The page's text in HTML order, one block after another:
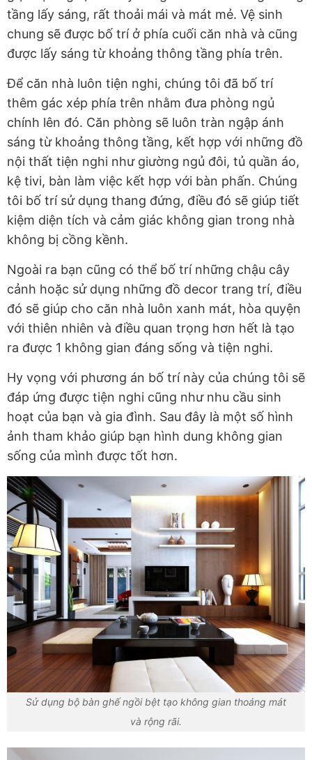
tầng lấy sáng, rất thoải mái và mát mẻ. Vệ sinh
chung sẽ được bố trí ở phía cuối căn nhà và cũng
được lấy sáng từ khoảng thông tầng phía trên.
Để căn nhà luôn tiện nghi, chúng tôi đã bố trí
thêm gác xép phía trên nhằm đưa phòng ngủ
chính lên đó. Căn phòng sẽ luôn tràn ngập ánh
sáng từ khoảng thông tầng, kết hợp với những đồ
nội thất tiện nghi như giường ngủ đôi, tủ quần áo,
kệ tivi, bàn làm việc kết hợp với bàn phấn. Chúng
tôi bố trí sử dụng thang đứng, điều đó sẽ giúp tiết
kiệm diện tích và cảm giác không gian trong nhà
không bị cồng kềnh.
Ngoài ra bạn cũng có thể bố trí những chậu cây
cảnh hoặc sử dụng những đồ decor trang trí, điều
đó sẽ giúp cho căn nhà luôn xanh mát, hòa quyện
với thiên nhiên và điều quan trọng hơn hết là tạo
ra được 1 không gian đáng sống và tiện nghi.
Hy vọng với phương án bố trí này của chúng tôi sẽ
đáp ứng được tiện nghi cũng như nhu cầu sinh
hoạt của bạn và gia đình. Sau đây là một số hình
ảnh tham khảo giúp bạn hình dung không gian
sống của mình được tốt hơn.
Sử dụng bộ bàn ghế ngồi bệt tạo không gian thoáng mát
và rộng rãi.